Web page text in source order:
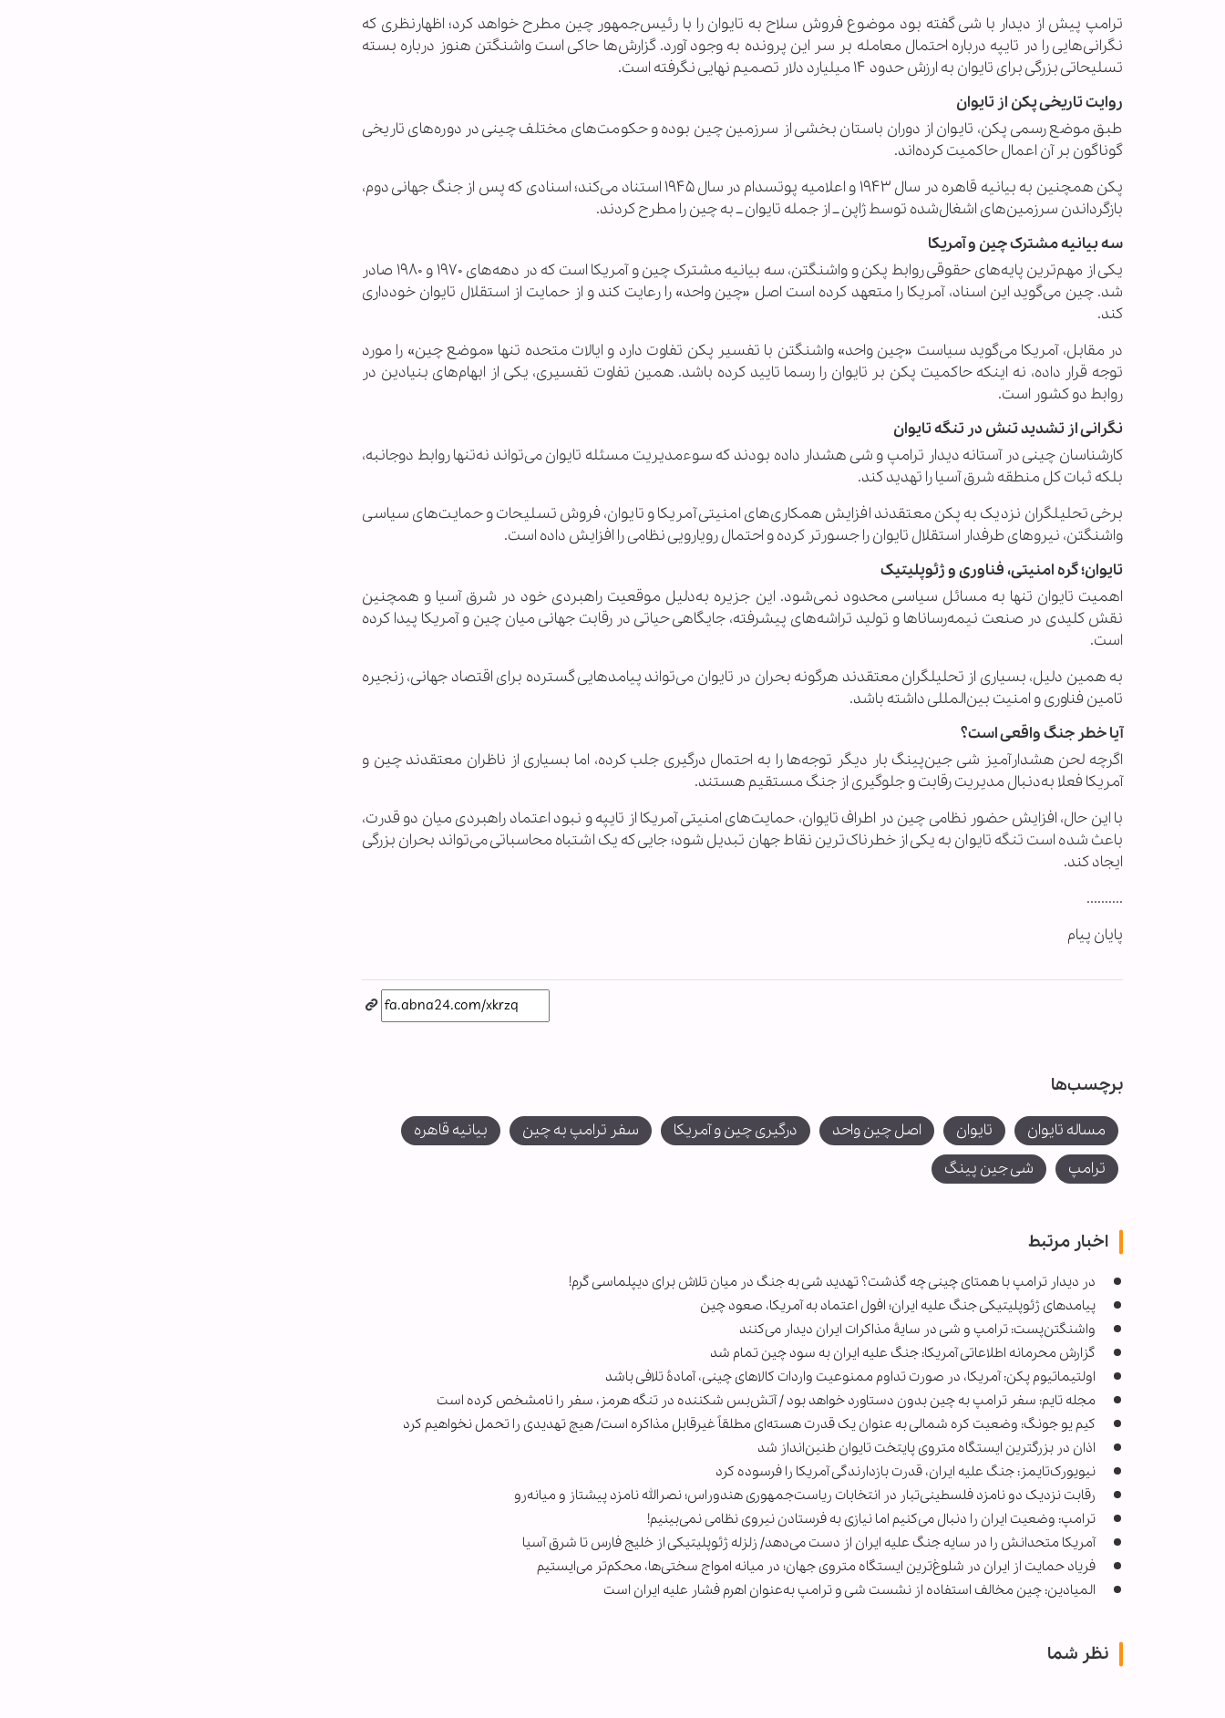
ترامپ پیش از دیدار با شی گفته بود موضوع فروش سلاح به تایوان را با رئیس‌جمهور چین مطرح خواهد کرد؛ اظهارنظری که
نگرانی‌هایی را در تایپه درباره احتمال معامله بر سر این پرونده به وجود آورد. گزارش‌ها حاکی است واشنگتن هنوز درباره بسته
تسلیحاتی بزرگی برای تایوان به ارزش حدود ۱۴ میلیارد دلار تصمیم نهایی نگرفته است.
روایت تاریخی پکن از تایوان
طبق موضع رسمی پکن، تایوان از دوران باستان بخشی از سرزمین چین بوده و حکومت‌های مختلف چینی در دوره‌های تاریخی
گوناگون بر آن اعمال حاکمیت کرده‌اند.
پکن همچنین به بیانیه قاهره در سال ۱۹۴۳ و اعلامیه پوتسدام در سال ۱۹۴۵ استناد می‌کند؛ اسنادی که پس از جنگ جهانی دوم،
بازگرداندن سرزمین‌های اشغال‌شده توسط ژاپن ــ از جمله تایوان ــ به چین را مطرح کردند.
سه بیانیه مشترک چین و آمریکا
یکی از مهم‌ترین پایه‌های حقوقی روابط پکن و واشنگتن، سه بیانیه مشترک چین و آمریکا است که در دهه‌های ۱۹۷۰ و ۱۹۸۰ صادر
شد. چین می‌گوید این اسناد، آمریکا را متعهد کرده است اصل «چین واحد» را رعایت کند و از حمایت از استقلال تایوان خودداری
کند.
در مقابل، آمریکا می‌گوید سیاست «چین واحد» واشنگتن با تفسیر پکن تفاوت دارد و ایالات متحده تنها «موضع چین» را مورد
توجه قرار داده، نه اینکه حاکمیت پکن بر تایوان را رسما تایید کرده باشد. همین تفاوت تفسیری، یکی از ابهام‌های بنیادین در
روابط دو کشور است.
نگرانی از تشدید تنش در تنگه تایوان
کارشناسان چینی در آستانه دیدار ترامپ و شی هشدار داده بودند که سوءمدیریت مسئله تایوان می‌تواند نه‌تنها روابط دوجانبه،
بلکه ثبات کل منطقه شرق آسیا را تهدید کند.
برخی تحلیلگران نزدیک به پکن معتقدند افزایش همکاری‌های امنیتی آمریکا و تایوان، فروش تسلیحات و حمایت‌های سیاسی
واشنگتن، نیروهای طرفدار استقلال تایوان را جسورتر کرده و احتمال رویارویی نظامی را افزایش داده است.
تایوان؛ گره امنیتی، فناوری و ژئوپلیتیک
اهمیت تایوان تنها به مسائل سیاسی محدود نمی‌شود. این جزیره به‌دلیل موقعیت راهبردی خود در شرق آسیا و همچنین
نقش کلیدی در صنعت نیمه‌رساناها و تولید تراشه‌های پیشرفته، جایگاهی حیاتی در رقابت جهانی میان چین و آمریکا پیدا کرده
است.
به همین دلیل، بسیاری از تحلیلگران معتقدند هرگونه بحران در تایوان می‌تواند پیامدهایی گسترده برای اقتصاد جهانی، زنجیره
تامین فناوری و امنیت بین‌المللی داشته باشد.
آیا خطر جنگ واقعی است؟
اگرچه لحن هشدارآمیز شی جین‌پینگ بار دیگر توجه‌ها را به احتمال درگیری جلب کرده، اما بسیاری از ناظران معتقدند چین و
آمریکا فعلا به‌دنبال مدیریت رقابت و جلوگیری از جنگ مستقیم هستند.
با این حال، افزایش حضور نظامی چین در اطراف تایوان، حمایت‌های امنیتی آمریکا از تایپه و نبود اعتماد راهبردی میان دو قدرت،
باعث شده است تنگه تایوان به یکی از خطرناک‌ترین نقاط جهان تبدیل شود؛ جایی که یک اشتباه محاسباتی می‌تواند بحران بزرگی
ایجاد کند.
..........
پایان پیام
برچسب‌ها
مساله تایوان تایوان اصل چین واحد درگیری چین و آمریکا سفر ترامپ به چین
بیانیه قاهره
ترامپ
شی جین پینگ
اخبار مرتبط
در دیدار ترامپ با همتای چینی چه گذشت؟ تهدید شی به جنگ در میان تلاش برای دیپلماسی گرم!
پیامدهای ژئوپلیتیکی جنگ علیه ایران؛ افول اعتماد به آمریکا، صعود چین
واشنگتن‌پست: ترامپ و شی در سایۀ مذاکرات ایران دیدار می‌کنند
گزارش محرمانه اطلاعاتی آمریکا: جنگ علیه ایران به سود چین تمام شد
اولتیماتیوم پکن: آمریکا، در صورت تداوم ممنوعیت واردات کالاهای چینی، آمادۀ تلافی باشد
مجله تایم: سفر ترامپ به چین بدون دستاورد خواهد بود / آتش‌بس شکننده در تنگه هرمز، سفر را نامشخص کرده است
کیم یو جونگ: وضعیت کره شمالی به عنوان یک قدرت هسته‌ای مطلقاً غیرقابل مذاکره است/ هیچ تهدیدی را تحمل نخواهیم کرد
اذان در بزرگترین ایستگاه متروی پایتخت تایوان طنین‌انداز شد
نیویورک‌تایمز: جنگ علیه ایران، قدرت بازدارندگی آمریکا را فرسوده کرد
رقابت نزدیک دو نامزد فلسطینی‌تبار در انتخابات ریاست‌جمهوری هندوراس؛ نصرالله نامزد پیشتاز و میانه‌رو
ترامپ: وضعیت ایران را دنبال می‌کنیم اما نیازی به فرستادن نیروی نظامی نمی‌بینیم!
آمریکا متحدانش را در سایه جنگ علیه ایران از دست می‌دهد/ زلزله ژئوپلیتیکی از خلیج فارس تا شرق آسیا
فریاد حمایت از ایران در شلوغ‌ترین ایستگاه متروی جهان؛ در میانه امواج سختی‌ها، محکم‌تر می‌ایستیم
المیادین: چین مخالف استفاده از نشست شی و ترامپ به‌عنوان اهرم فشار علیه ایران است
نظر شما